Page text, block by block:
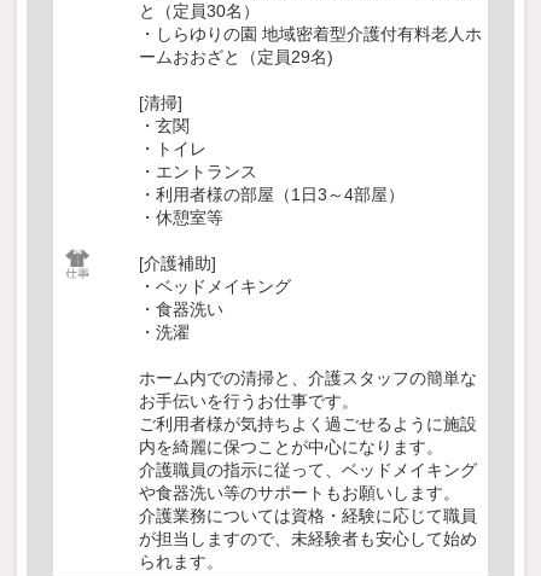
と（定員30名）
・しらゆりの園 地域密着型介護付有料老人ホ
ームおおざと（定員29名)
[清掃]
・玄関
・トイレ
・エントランス
・利用者様の部屋（1日3～4部屋）
・休憩室等
[介護補助]
・ベッドメイキング
・食器洗い
・洗濯
ホーム内での清掃と、介護スタッフの簡単な
お手伝いを行うお仕事です。
ご利用者様が気持ちよく過ごせるように施設
内を綺麗に保つことが中心になります。
介護職員の指示に従って、ベッドメイキング
や食器洗い等のサポートもお願いします。
介護業務については資格・経験に応じて職員
が担当しますので、未経験者も安心して始め
られます。